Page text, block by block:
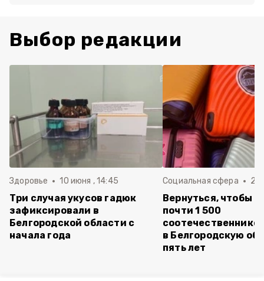
Выбор редакции
Здоровье 10 июня , 14:45
Три случая укусов гадюк
зафиксировали в
Белгородской области с
начала года
Социальная сфера 20
Вернуться, чтобы
почти 1 500
в Белгородскую
пять лет